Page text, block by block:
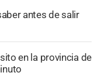
antes de salir
en la provincia de